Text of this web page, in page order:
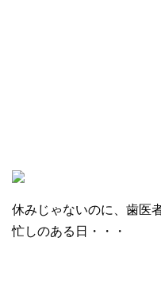
休みじゃないのに、歯医
忙しのある日・・・